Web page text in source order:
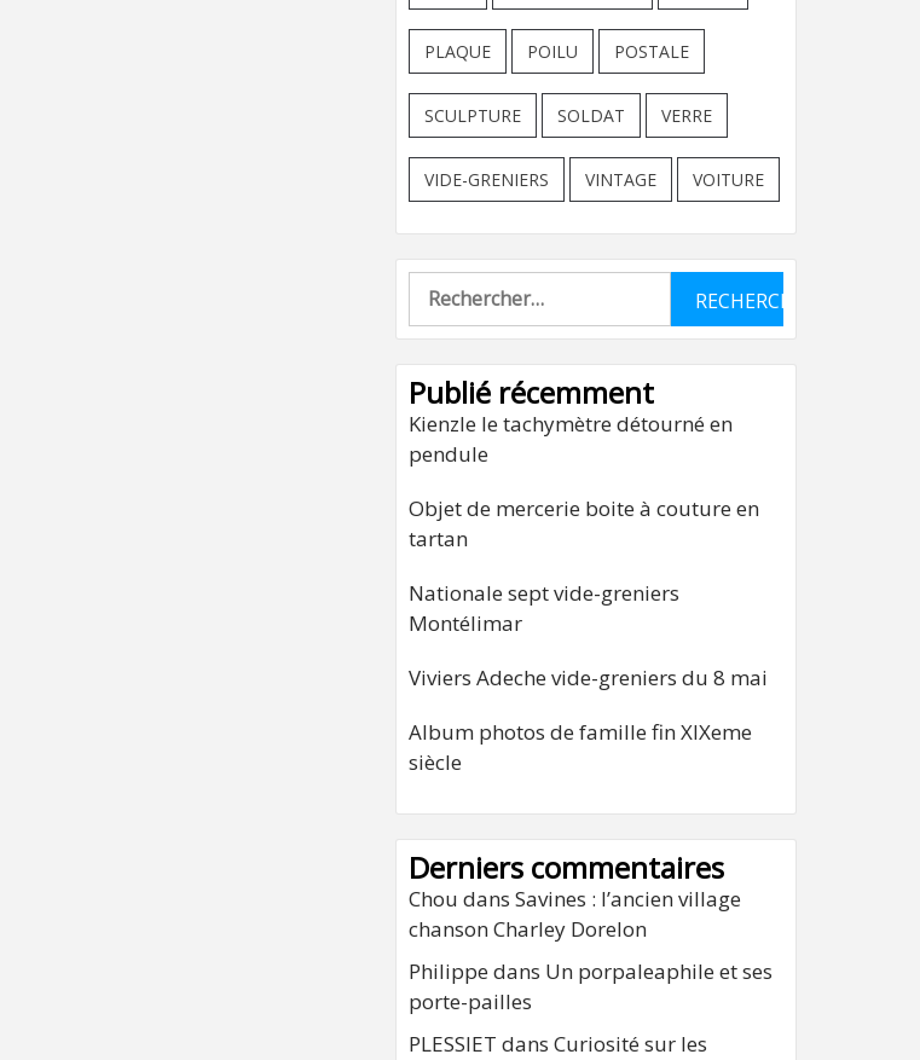
PLAQUE POILU POSTALE
SCULPTURE SOLDAT VERRE
VIDE-GRENIERS VINTAGE VOITURE
Rechercher :
Publié récemment
Kienzle le tachymètre détourné en
pendule
Objet de mercerie boite à couture en
tartan
Nationale sept vide-greniers
Montélimar
Viviers Adeche vide-greniers du 8 mai
Album photos de famille fin XIXeme
siècle
Derniers commentaires
Chou dans Savines : l’ancien village
chanson Charley Dorelon
Philippe dans Un porpaleaphile et ses
porte-pailles
PLESSIET dans Curiosité sur les